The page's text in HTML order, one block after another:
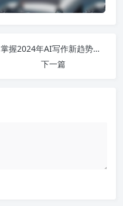
掌握2024年AI写作新趋势，11款免费智能写作神器等你体验！
下一篇